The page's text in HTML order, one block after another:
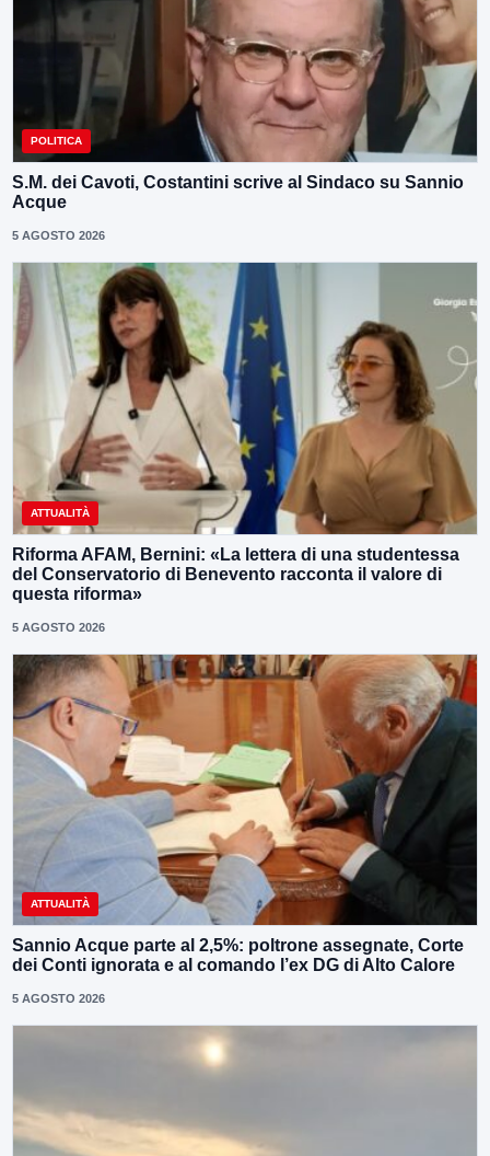
POLITICA
S.M. dei Cavoti, Costantini scrive al Sindaco su Sannio
Acque
5 AGOSTO 2026
ATTUALITÀ
Riforma AFAM, Bernini: «La lettera di una studentessa
del Conservatorio di Benevento racconta il valore di
questa riforma»
5 AGOSTO 2026
ATTUALITÀ
Sannio Acque parte al 2,5%: poltrone assegnate, Corte
dei Conti ignorata e al comando l’ex DG di Alto Calore
5 AGOSTO 2026